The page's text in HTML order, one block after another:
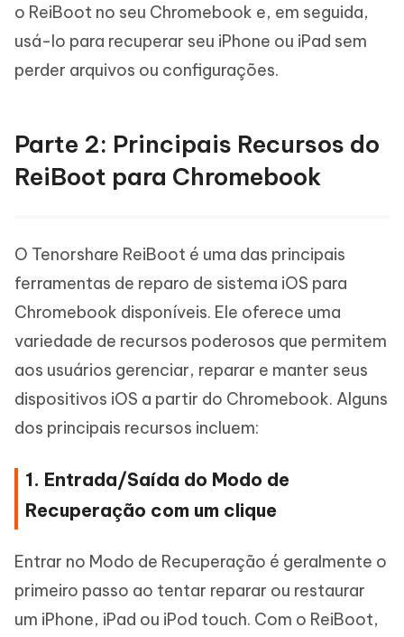
o ReiBoot no seu Chromebook e, em seguida,
usá-lo para recuperar seu iPhone ou iPad sem
perder arquivos ou configurações.
Parte 2: Principais Recursos do
ReiBoot para Chromebook
O Tenorshare ReiBoot é uma das principais
ferramentas de reparo de sistema iOS para
Chromebook disponíveis. Ele oferece uma
variedade de recursos poderosos que permitem
aos usuários gerenciar, reparar e manter seus
dispositivos iOS a partir do Chromebook. Alguns
dos principais recursos incluem:
1. Entrada/Saída do Modo de
Recuperação com um clique
Entrar no Modo de Recuperação é geralmente o
primeiro passo ao tentar reparar ou restaurar
um iPhone, iPad ou iPod touch. Com o ReiBoot,